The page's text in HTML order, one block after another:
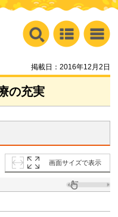
掲載日：2016年12月2日
の充実
画面サイズで表示